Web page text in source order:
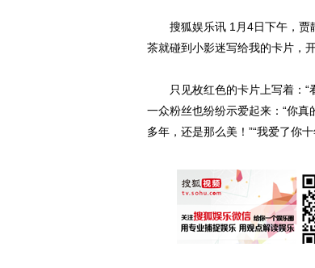
搜狐娱乐讯 1月4日下午，贾静
茶就碰到小影迷写给我的卡片，
只见枚红色的卡片上写着：“
一众粉丝也纷纷示爱起来：“你真
多年，还是那么美！”“我爱了你